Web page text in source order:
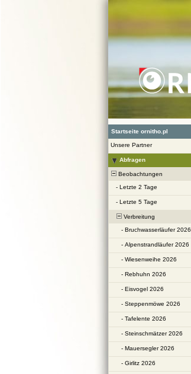
Startseite ornitho.pl
Unsere Partner
Abfragen
Beobachtungen
- Letzte 2 Tage
- Letzte 5 Tage
Verbreitung
- Bruchwasserläufer 2026
- Alpenstrandläufer 2026
- Wiesenweihe 2026
- Rebhuhn 2026
- Eisvogel 2026
- Steppenmöwe 2026
- Tafelente 2026
- Steinschmätzer 2026
- Mauersegler 2026
- Girlitz 2026